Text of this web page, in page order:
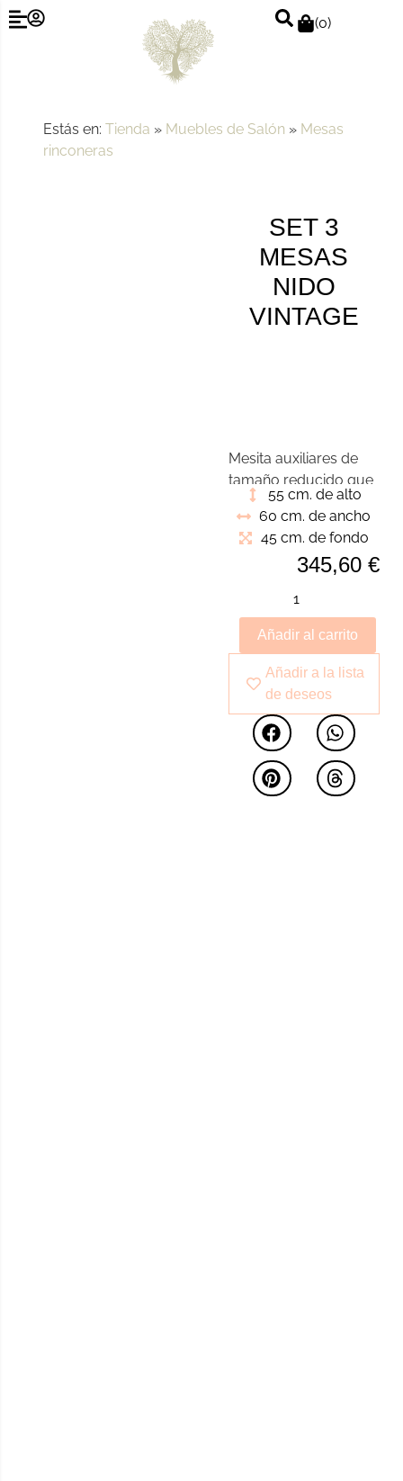
(0)
Estás en: Tienda » Muebles de Salón » Mesas
rinconeras
SET 3
MESAS
NIDO
VINTAGE
Mesita auxiliares de
tamaño reducido que
pueden ser ubicadas
en cualquier rincón de
nuestro hogar. Piezas
que ocupan poco
inmensa versatilidad
55 cm. de alto
60 cm. de ancho
45 cm. de fondo
345,60 €
Añadir al carrito
Añadir a la lista
de deseos